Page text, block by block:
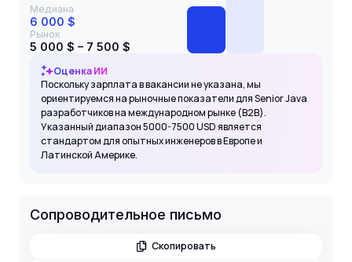
Медиана
6 000 $
Рынок
5 000 $ – 7 500 $
Оценка ИИ
Поскольку зарплата в вакансии не указана, мы
ориентируемся на рыночные показатели для Senior Java
разработчиков на международном рынке (B2B).
Указанный диапазон 5000-7500 USD является
стандартом для опытных инженеров в Европе и
Латинской Америке.
Сопроводительное письмо
Скопировать